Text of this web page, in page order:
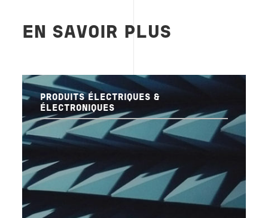
EN SAVOIR PLUS
PRODUITS ÉLECTRIQUES &
ÉLECTRONIQUES